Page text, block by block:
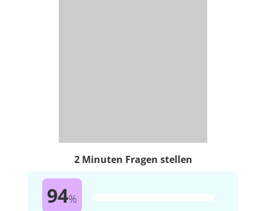
2 Minuten Fragen stellen
94%